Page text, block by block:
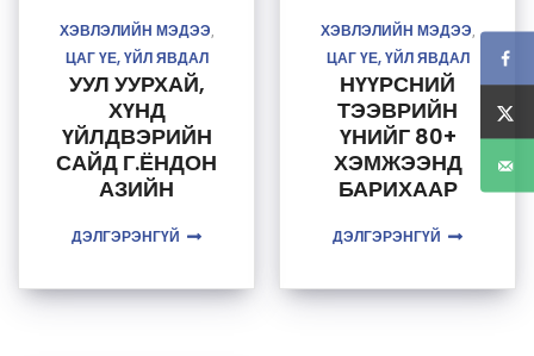
ХЭВЛЭЛИЙН МЭДЭЭ
ЦАГ ҮЕ, ҮЙЛ ЯВДАЛ
УУЛ УУРХАЙ,
ХҮНД
ҮЙЛДВЭРИЙН
САЙД Г.ЁНДОН
АЗИЙН
БАНКНЫ
ДАХЬ СУУРИН
ДЭЛГЭРЭНГҮЙ
ХЭВЛЭЛИЙН МЭДЭЭ
ЦАГ ҮЕ, ҮЙЛ ЯВДАЛ
НҮҮРСНИЙ
ТЭЭВРИЙН
ҮНИЙГ 80+
ХЭМЖЭЭНД
БАРИХААР
ЭЭ
ДЭЛГЭРЭНГҮЙ